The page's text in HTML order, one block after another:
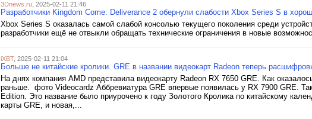
3Dnews.ru , 2025-02-11 21:46
Разработчики Kingdom Come: Deliverance 2 обернули слабости Xbox Series S в
Xbox Series S оказалась самой слабой консолью текущего поколения среди
разработчики ещё не отвыкли обращать технические ограничения в новые
iXBT, 2025-02-11 21:04
Больше не китайские кролики. GRE в названии видеокарт Radeon теперь
На днях компания AMD представила видеокарту Radeon RX 7650 GRE. Как
раньше. фото Videocardz Аббревиатура GRE впервые появилась у RX 7900 GRE.
Edition. Это название было приурочено к году Золотого Кролика по китайскому
карты GRE, и новая,...